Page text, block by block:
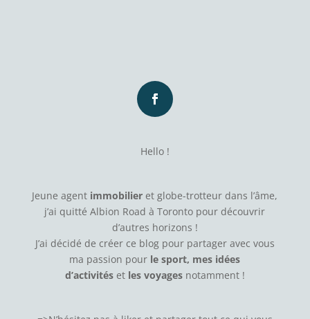
Hello !
Jeune agent immobilier et globe-trotteur dans l’âme,
j’ai quitté Albion Road à Toronto pour découvrir
d’autres horizons !
J’ai décidé de créer ce blog pour partager avec vous
ma passion pour le sport, mes idées
d’activitéset les voyagesnotamment !